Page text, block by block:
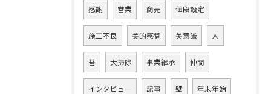
感謝 営業 商売 値段設定
施工不良 美的感覚 美意識 人
苔 大掃除 事業継承 仲間
インタビュー 記事 壁 年末年始